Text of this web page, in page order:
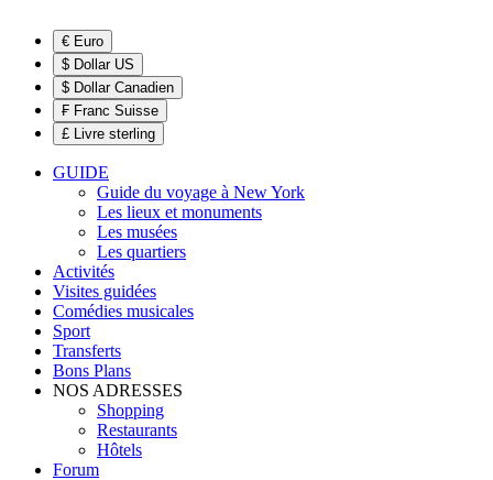
€ Euro
$ Dollar US
$ Dollar Canadien
₣ Franc Suisse
£ Livre sterling
GUIDE
Guide du voyage à New York
Les lieux et monuments
Les musées
Les quartiers
Activités
Visites guidées
Comédies musicales
Sport
Transferts
Bons Plans
NOS ADRESSES
Shopping
Restaurants
Hôtels
Forum